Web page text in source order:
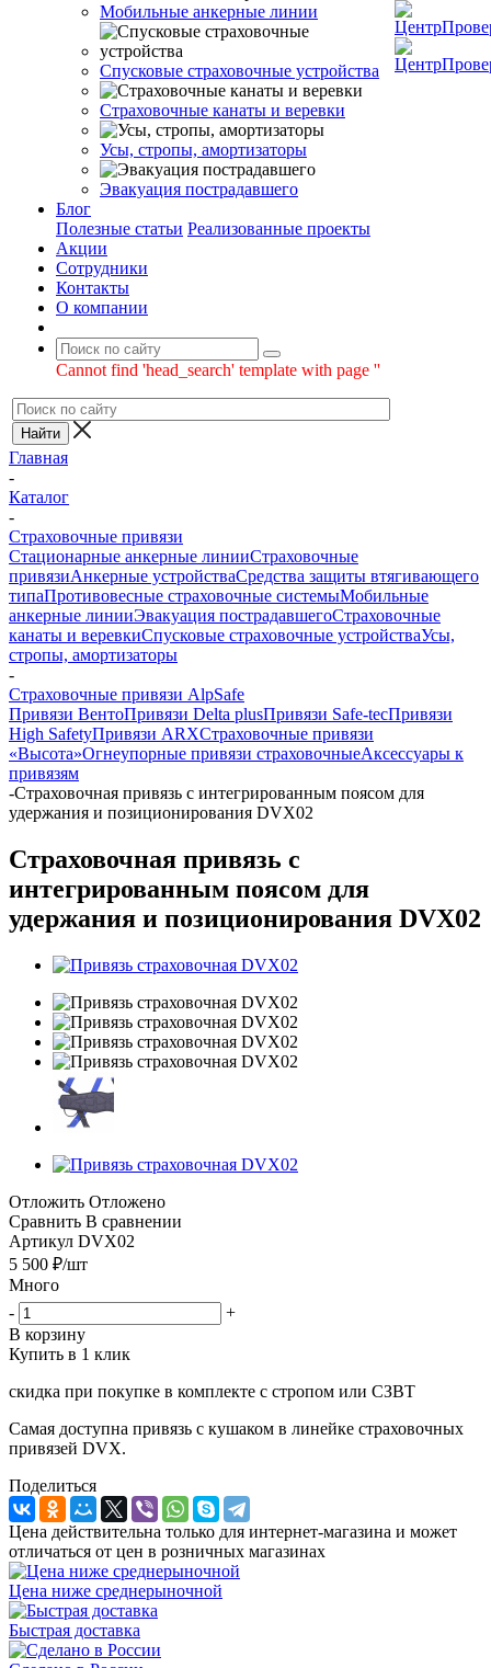
Мобильные анкерные линии
Спусковые страховочные устройства
Страховочные канаты и веревки
Усы, стропы, амортизаторы
Эвакуация пострадавшего
Блог
Полезные статьи Реализованные проекты
Акции
Сотрудники
Контакты
О компании
Cannot find 'head_search' template with page ''
Главная
-
Каталог
-
Страховочные привязи
Стационарные анкерные линииСтраховочные
привязиАнкерные устройстваСредства защиты втягивающего
типаПротивовесные страховочные системыМобильные
анкерные линииЭвакуация пострадавшегоСтраховочные
канаты и веревкиСпусковые страховочные устройстваУсы,
стропы, амортизаторы
-
Страховочные привязи AlpSafe
Привязи ВентоПривязи Delta plusПривязи Safe-tecПривязи
High SafetyПривязи ARXСтраховочные привязи
«Высота»Огнеупорные привязи страховочныеАксессуары к
привязям
-Страховочная привязь с интегрированным поясом для
удержания и позиционирования DVX02
Страховочная привязь с
интегрированным поясом для
удержания и позиционирования DVX02
Отложить Отложено
Сравнить В сравнении
Артикул DVX02
5 500 ₽/шт
Много
-
+
В корзину
Купить в 1 клик
скидка при покупке в комплекте с стропом или СЗВТ
Самая доступна привязь с кушаком в линейке страховочных
привязей DVX.
Поделиться
Цена действительна только для интернет-магазина и может
отличаться от цен в розничных магазинах
Цена ниже среднерыночной
Быстрая доставка